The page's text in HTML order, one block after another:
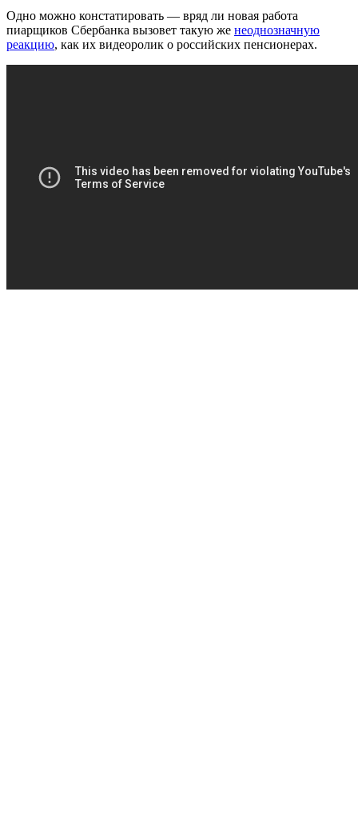
Одно можно констатировать — вряд ли новая работа
пиарщиков Сбербанка вызовет такую же неоднозначную
реакцию, как их видеоролик о российских пенсионерах.